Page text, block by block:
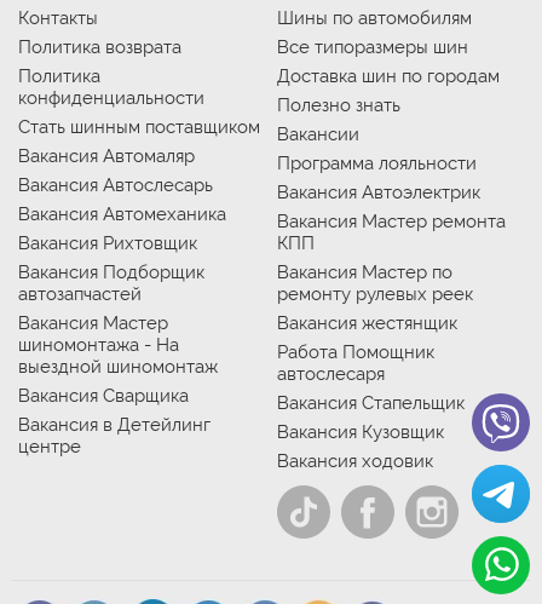
Контакты
Политика возврата
Политика
конфиденциальности
Стать шинным поставщиком
Вакансия Автомаляр
Вакансия Автослесарь
Вакансия Автомеханика
Вакансия Рихтовщик
Вакансия Подборщик
автозапчастей
Вакансия Мастер
шиномонтажа - На
выездной шиномонтаж
Вакансия Сварщика
Вакансия в Детейлинг
центре
Шины по автомобилям
Все типоразмеры шин
Доставка шин по городам
Полезно знать
Вакансии
Программа лояльности
Вакансия Автоэлектрик
Вакансия Мастер ремонта
КПП
Вакансия Мастер по
ремонту рулевых реек
Вакансия жестянщик
Работа Помощник
автослесаря
Вакансия Стапельщик
Вакансия Кузовщик
Вакансия ходовик